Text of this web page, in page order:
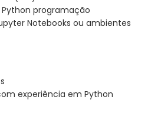
programação
Notebooks ou ambientes
experiência em Python